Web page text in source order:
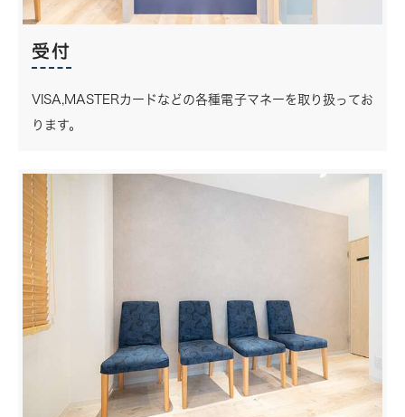
受付
VISA,MASTERカードなどの各種電子マネーを取り扱ってお
ります。